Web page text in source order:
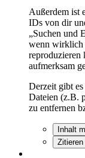
Außerdem ist
IDs von dir
„Suchen und
wenn wirklich
reproduzieren
aufmerksam
Derzeit gibt
Dateien (z.B.
zu entfernen
Inhalt
Zitieren